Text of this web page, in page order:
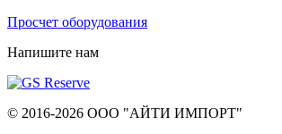
Просчет оборудования
Напишите нам
© 2016-2026 ООО "АЙТИ ИМПОРТ"